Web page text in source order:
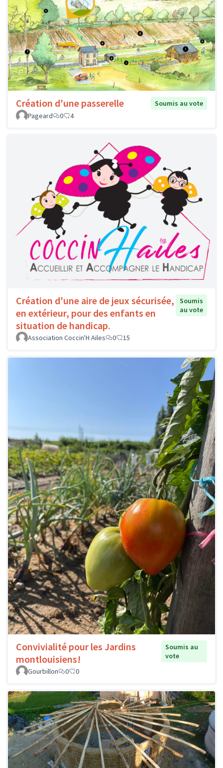
Création d'une passerelle
Soumis au vote
Pageard
0 4
Création d'une aire de jeux sécurisée,
en extérieur, pour des enfants en
situation de handicap.
Soumis
au vote
Association Coccin'H Ailes 0 15
Convivialité pour les Jardins
montlouisiens!
Soumis au
vote
Gourbillon
0 0